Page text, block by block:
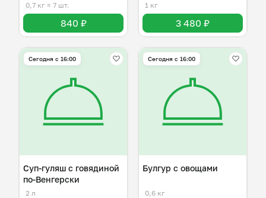
0,7 кг ≈ 7 шт.
840 ₽
1 кг
3 480 ₽
Сегодня с 16:00
Суп-гуляш с говядиной
по-Венгерски
2 л
Сегодня с 16:00
Булгур с овощами
0,6 кг